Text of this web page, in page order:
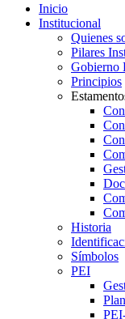
Inicio
Institucional
Quienes
Pilares
Gobierno
Principios
Historia
Símbolos
PEI